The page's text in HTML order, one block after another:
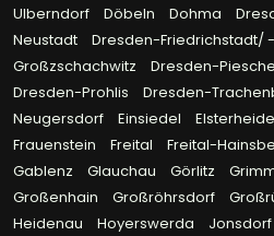
Ulberndorf
Döbeln Dohma
Neustadt
Dresden-Friedrichstadt/
Großzschachwitz
Dresden-
Dresden-Prohlis
Dresden-
Neugersdorf
Einsiedel Elsterheide
Frauenstein
Freital Freital-
Gablenz
Glauchau Görlitz
Großenhain
Großröhrsdorf
Heidenau
Hoyerswerda Jonsdorf